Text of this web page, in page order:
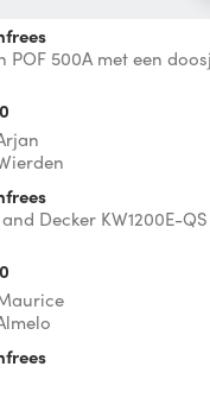
POF 500A met een
Arjan
Decker KW1200E-
mallen
Maurice